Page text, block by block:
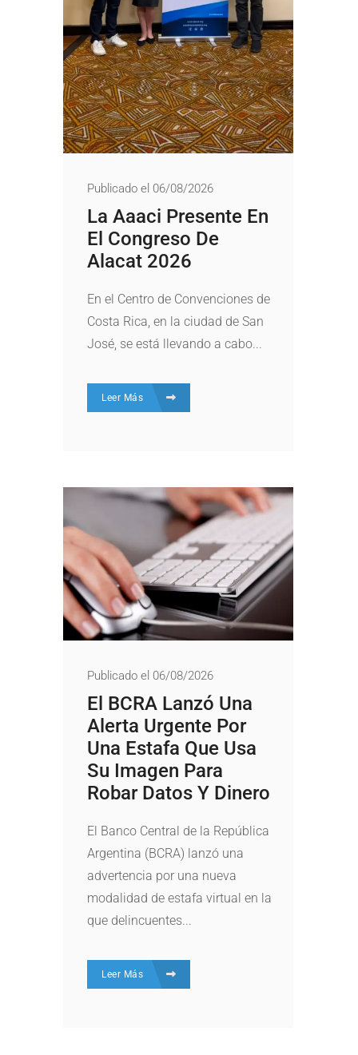
Publicado el 06/08/2026
La Aaaci Presente En
El Congreso De
Alacat 2026
En el Centro de Convenciones de
Costa Rica, en la ciudad de San
José, se está llevando a cabo...
Leer Más
Publicado el 06/08/2026
El BCRA Lanzó Una
Alerta Urgente Por
Una Estafa Que Usa
Su Imagen Para
Robar Datos Y Dinero
El Banco Central de la República
Argentina (BCRA) lanzó una
advertencia por una nueva
modalidad de estafa virtual en la
que delincuentes...
Leer Más